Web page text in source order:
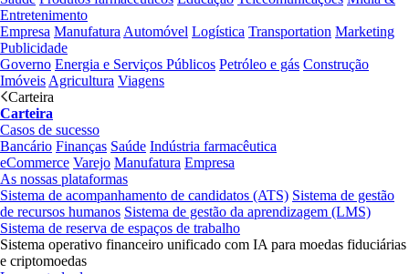
Entretenimento
Empresa Manufatura Automóvel Logística Transportation Marketing
Publicidade
Governo Energia e Serviços Públicos Petróleo e gás Construção
Imóveis Agricultura Viagens
Carteira
Carteira
Casos de sucesso
Bancário Finanças Saúde Indústria farmacêutica
eCommerce Varejo Manufatura Empresa
As nossas plataformas
Sistema de acompanhamento de candidatos (ATS) Sistema de gestão
de recursos humanos Sistema de gestão da aprendizagem (LMS)
Sistema de reserva de espaços de trabalho
Sistema operativo financeiro unificado com IA para moedas fiduciárias
e criptomoedas